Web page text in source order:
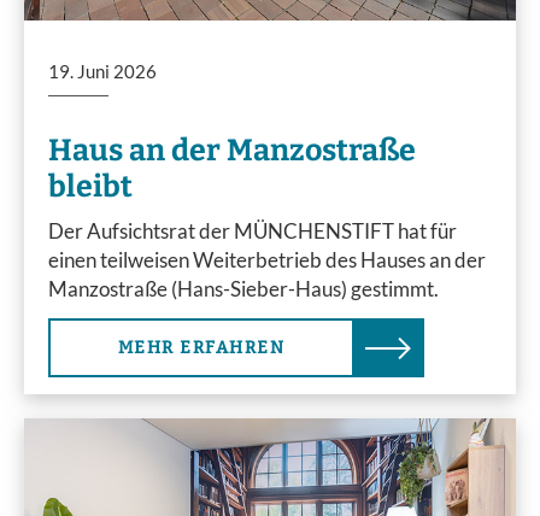
19. Juni 2026
Haus an der Manzostraße
bleibt
Der Aufsichtsrat der MÜNCHENSTIFT hat für
einen teilweisen Weiterbetrieb des Hauses an der
Manzostraße (Hans-Sieber-Haus) gestimmt.
MEHR ERFAHREN